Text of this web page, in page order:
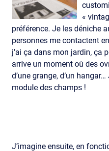
«
préférence. Je les déniche
personnes me contactent
j’ai ça dans mon jardin, ça
arrive un moment où des
d’une grange, d’un
module des champs !
J’imagine ensuite, en